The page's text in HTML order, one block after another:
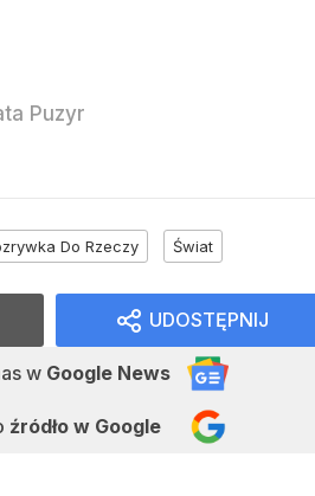
Puzyr
Do Rzeczy Świat
UDOSTĘPNIJ
w Google News
źródło w Google